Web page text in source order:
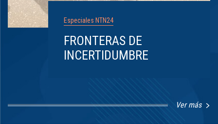
Especiales NTN24
FRONTERAS DE
INCERTIDUMBRE
Ver más